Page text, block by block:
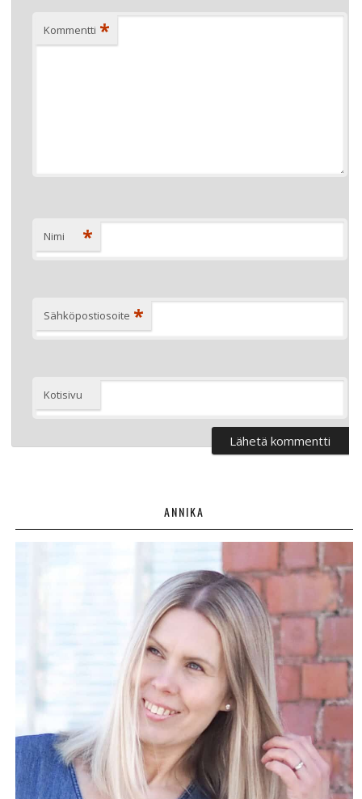
Kommentti *
Nimi *
Sähköpostiosoite *
Kotisivu
ANNIKA